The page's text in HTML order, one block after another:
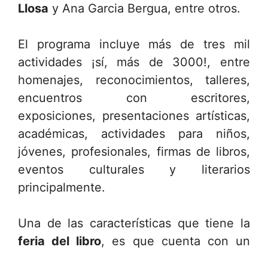
Llosa y Ana Garcia Bergua, entre otros.
El programa incluye más de tres mil
actividades ¡sí, más de 3000!, entre
homenajes, reconocimientos, talleres,
encuentros con escritores,
exposiciones, presentaciones artísticas,
académicas, actividades para niños,
jóvenes, profesionales, firmas de libros,
eventos culturales y literarios
principalmente.
Una de las características que tiene la
feria del libro, es que cuenta con un